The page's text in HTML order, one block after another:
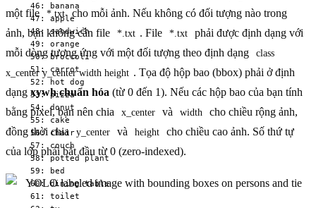
  46: banana
  47: apple
  48: sandwich
  49: orange
  50: broccoli
  51: carrot
  52: hot dog
  53: pizza
  54: donut
  55: cake
  56: chair
  57: couch
  58: potted plant
  59: bed
  60: dining table
  61: toilet
một file
*.txt
cho mỗi ảnh. Nếu không có đối tượng nào trong
ảnh, bạn không cần file
*.txt . File *.txt
phải được định dạng với
mỗi dòng tương ứng với một đối tượng theo định dạng
class
x_center y_center width height . Tọa độ hộp bao (bbox) phải ở định
dạng xywh chuẩn hóa (từ 0 đến 1). Nếu các hộp bao của bạn tính
bằng pixel, bạn nên chia
x_center và width
cho chiều rộng ảnh,
đồng thời chia y_center và height
cho chiều cao ảnh. Số thứ tự
của lớp phải bắt đầu từ 0 (zero-indexed).